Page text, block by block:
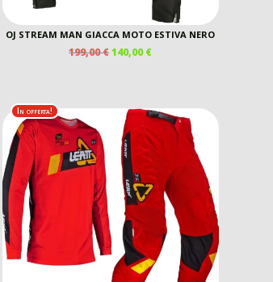
OJ STREAM MAN GIACCA MOTO ESTIVA NERO
199,00€IL
199,00 €.
140,00€IL
140,00 €.
In offerta!